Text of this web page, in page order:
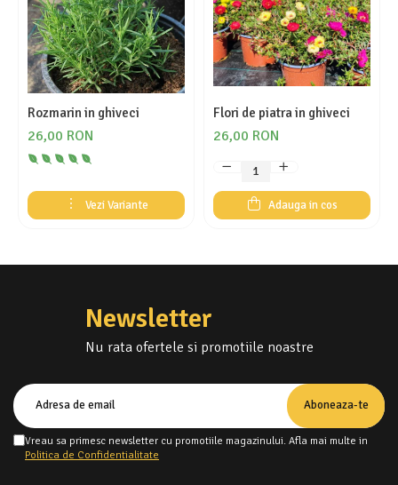
Rozmarin in ghiveci
26,00 RON
Vezi Variante
Flori de piatra in ghiveci
26,00 RON
Adauga in cos
Newsletter
Nu rata ofertele si promotiile noastre
Vreau sa primesc newsletter cu promotiile magazinului. Afla mai multe in
Politica de Confidentialitate